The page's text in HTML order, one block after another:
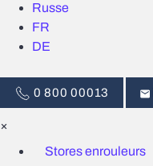
Russe
FR
DE
0 800 00013
×
Stores enrouleurs